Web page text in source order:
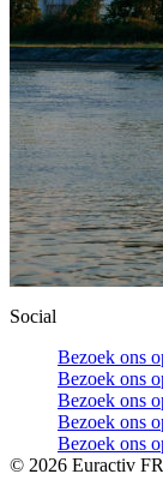
Social
Bezoek ons
Bezoek ons
Bezoek ons
Bezoek ons
Bezoek ons
© 2026 Euractiv FR